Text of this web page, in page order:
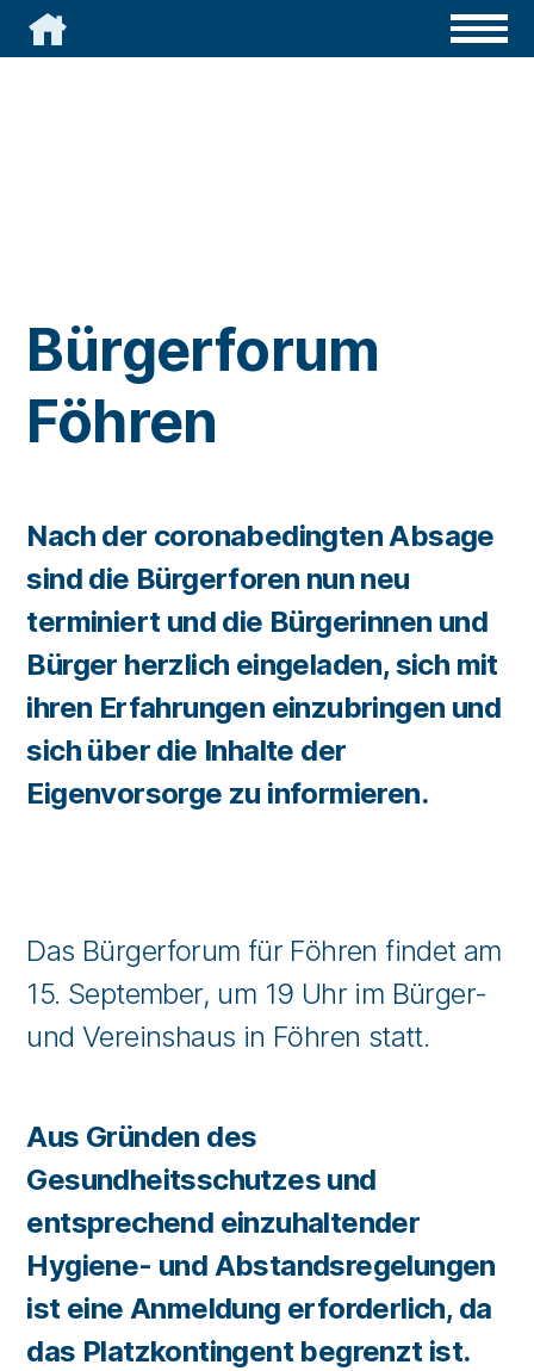

Bürgerforum
Föhren
Nach der coronabedingten Absage
sind die Bürgerforen nun neu
terminiert und die Bürgerinnen und
Bürger herzlich eingeladen, sich mit
ihren Erfahrungen einzubringen und
sich über die Inhalte der
Eigenvorsorge zu informieren.
Das Bürgerforum für Föhren findet am
15. September, um 19 Uhr im Bürger-
und Vereinshaus in Föhren statt.
Aus Gründen des
Gesundheitsschutzes und
entsprechend einzuhaltender
Hygiene- und Abstandsregelungen
ist eine Anmeldung erforderlich, da
das Platzkontingent begrenzt ist.